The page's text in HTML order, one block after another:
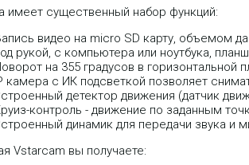
имеет существенный набор функций:
видео на micro SD карту, объемом
рукой, с компьютера или ноутбука,
на 355 градусов в горизонтальной
камера с ИК подсветкой позволяет
детектор движения (датчик
контроль - движение по заданным
динамик для передачи звука и
Vstarcam вы получаете: